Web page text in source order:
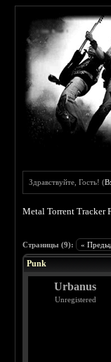
Здравствуйте, Гость! (
Metal Torrent Tracker
Страницы (9): «
Punk
Urbanus
Unregistered